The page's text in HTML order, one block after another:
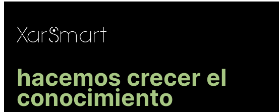
hacemos crecer el
conocimiento